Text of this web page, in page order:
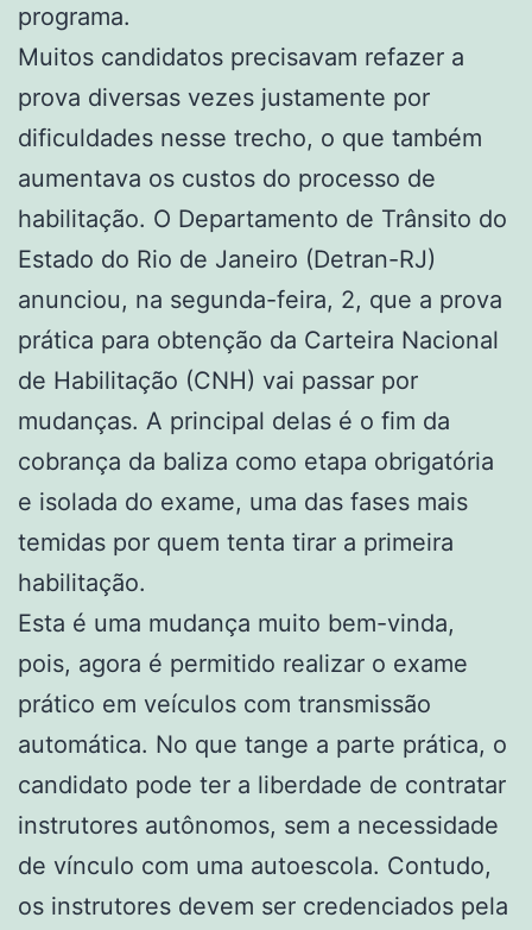
programa.
Muitos candidatos precisavam refazer a
prova diversas vezes justamente por
dificuldades nesse trecho, o que também
aumentava os custos do processo de
habilitação. O Departamento de Trânsito do
Estado do Rio de Janeiro (Detran-RJ)
anunciou, na segunda-feira, 2, que a prova
prática para obtenção da Carteira Nacional
de Habilitação (CNH) vai passar por
mudanças. A principal delas é o fim da
cobrança da baliza como etapa obrigatória
e isolada do exame, uma das fases mais
temidas por quem tenta tirar a primeira
habilitação.
Esta é uma mudança muito bem-vinda,
pois, agora é permitido realizar o exame
prático em veículos com transmissão
automática. No que tange a parte prática, o
candidato pode ter a liberdade de contratar
instrutores autônomos, sem a necessidade
de vínculo com uma autoescola. Contudo,
os instrutores devem ser credenciados pela